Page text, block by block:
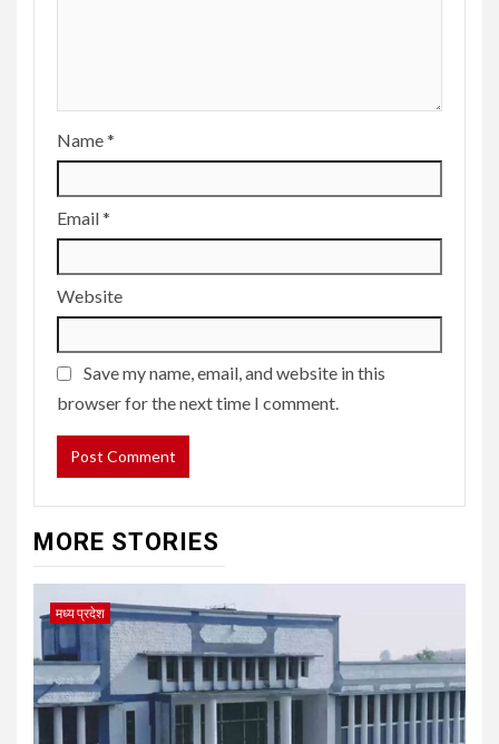
Name*
Email*
Website
Save my name, email, and website in this
browser for the next time I comment.
MORE STORIES
मध्य प्रदेश